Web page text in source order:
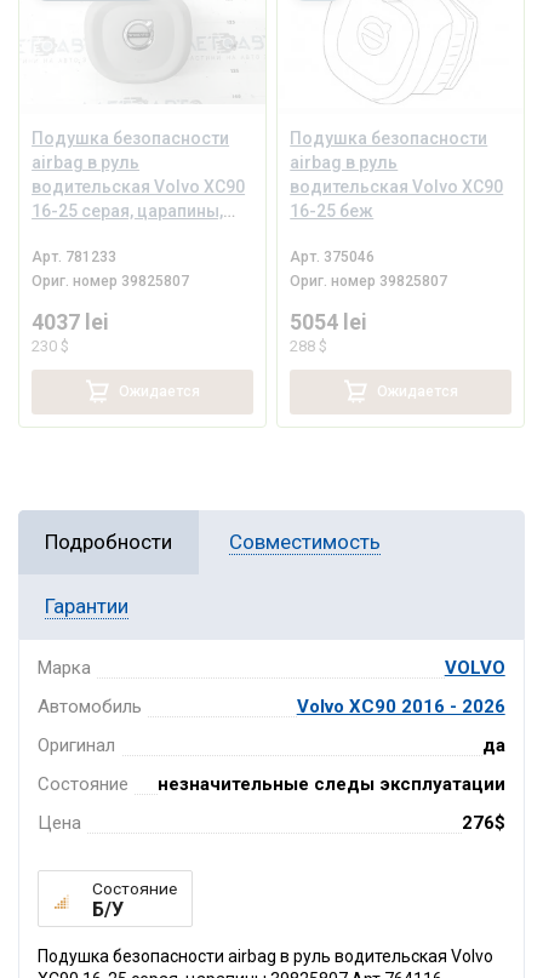
Подушка безопасности
airbag в руль
водительская Volvo XC90
16-25 серая, царапины,
Арт. 781233
Ориг. номер 39825807
4037 lei
230 $
Ожидается
Подушка безопасности
airbag в руль
водительская Volvo XC90
16-25 беж
Арт. 375046
Ориг. номер 39825807
5054 lei
288 $
Ожидается
Подробности Совместимость
Гарантии
Марка
VOLVO
Автомобиль
Volvo XC90 2016 - 2026
Оригинал
да
Состояние
незначительные следы эксплуатации
Цена
276$
Состояние
Б/У
Подушка безопасности airbag в руль водительская Volvo